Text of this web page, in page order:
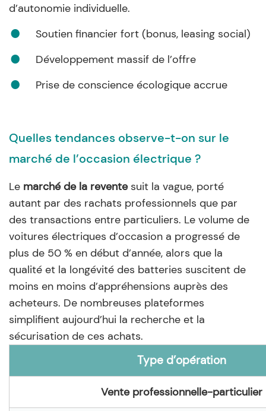
d’autonomie individuelle.
Soutien financier fort (bonus, leasing social)
Développement massif de l’offre
Prise de conscience écologique accrue
Quelles tendances observe-t-on sur le
marché de l’occasion électrique ?
Le marché de la reventesuit la vague, porté
autant par des rachats professionnels que par
des transactions entre particuliers. Le volume de
voitures électriques d’occasion a progressé de
plus de 50 % en début d’année, alors que la
qualité et la longévité des batteries suscitent de
moins en moins d’appréhensions auprès des
acheteurs. De nombreuses plateformes
simplifient aujourd’hui la recherche et la
sécurisation de ces achats.
Type d’opération
Vente professionnelle-particulier